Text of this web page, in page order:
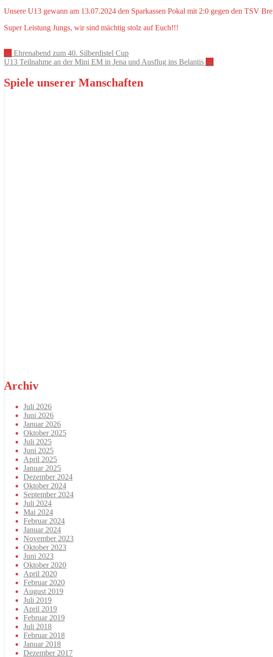
Unsere U13 gewann am 13.07.2024 den Sparkassen Pokal mit 2:0 gegen den TSV
Super Leistung Jungs, wir sind mächtig stolz auf Euch!!!
Artikel-
Navigation
← Ehrenabend zum 40. Silberdistel Cup
U13 Teilnahme an der Mini EM in Jena und Ausflug ins Belantis →
Spiele unserer Manschaften
Archiv
Juli 2026
Juni 2026
Januar 2026
Oktober 2025
Juli 2025
Juni 2025
April 2025
Januar 2025
Dezember 2024
Oktober 2024
September 2024
Juli 2024
Mai 2024
Februar 2024
Januar 2024
November 2023
Oktober 2023
Juni 2023
Oktober 2020
April 2020
Februar 2020
August 2019
Juli 2019
April 2019
Februar 2019
Juli 2018
Februar 2018
Januar 2018
Dezember 2017